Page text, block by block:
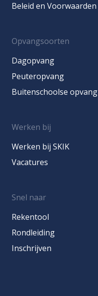
Beleid en Voorwaarden
Opvangsoorten
Dagopvang
Peuteropvang
Buitenschoolse opvang
Werken bij
Werken bij SKIK
Vacatures
Snel naar
Rekentool
Rondleiding
Inschrijven